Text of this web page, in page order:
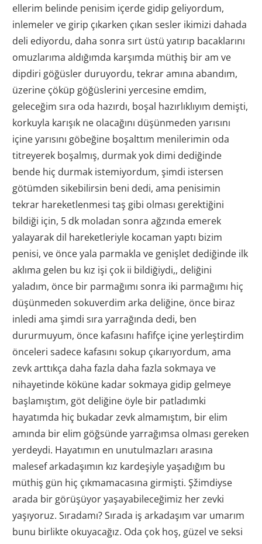
ellerim belinde penisim içerde gidip geliyordum,
inlemeler ve girip çıkarken çıkan sesler ikimizi dahada
deli ediyordu, daha sonra sırt üstü yatırıp bacaklarını
omuzlarıma aldığımda karşımda müthiş bir am ve
dipdiri göğüsler duruyordu, tekrar amına abandım,
üzerine çöküp göğüslerini yercesine emdim,
geleceğim sıra oda hazırdı, boşal hazırlıklıyım demişti,
korkuyla karışık ne olacağını düşünmeden yarısını
içine yarısını göbeğine boşalttım menilerimin oda
titreyerek boşalmış, durmak yok dimi dediğinde
bende hiç durmak istemiyordum, şimdi istersen
götümden sikebilirsin beni dedi, ama penisimin
tekrar hareketlenmesi taş gibi olması gerektiğini
bildiği için, 5 dk moladan sonra ağzında emerek
yalayarak dil hareketleriyle kocaman yaptı bizim
penisi, ve önce yala parmakla ve genişlet dediğinde ilk
aklıma gelen bu kız işi çok ii bildiğiydi,, deliğini
yaladım, önce bir parmağımı sonra iki parmağımı hiç
düşünmeden sokuverdim arka deliğine, önce biraz
inledi ama şimdi sıra yarrağında dedi, ben
dururmuyum, önce kafasını hafifçe içine yerleştirdim
önceleri sadece kafasını sokup çıkarıyordum, ama
zevk arttıkça daha fazla daha fazla sokmaya ve
nihayetinde köküne kadar sokmaya gidip gelmeye
başlamıştım, göt deliğine öyle bir patladımki
hayatımda hiç bukadar zevk almamıştım, bir elim
amında bir elim göğsünde yarrağımsa olması gereken
yerdeydi. Hayatımın en unutulmazları arasına
malesef arkadaşımın kız kardeşiyle yaşadığım bu
müthiş gün hiç çıkmamacasına girmişti. Şžimdiyse
arada bir görüşüyor yaşayabileceğimiz her zevki
yaşıyoruz. Sıradamı? Sırada iş arkadaşım var umarım
bunu birlikte okuyacağız. Oda çok hoş, güzel ve seksi